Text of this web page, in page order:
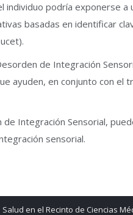
podría exponerse a
basadas en identificar
de Integración
ayuden, en conjunto con el
Integración Sensorial,
sensorial.
en el Recinto de Ciencias